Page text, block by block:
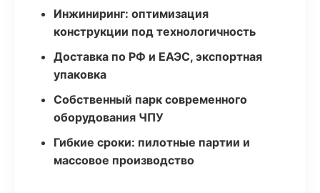
Инжиниринг: оптимизация
конструкции под технологичность
Доставка по РФ и ЕАЭС, экспортная
упаковка
Собственный парк современного
оборудования ЧПУ
Гибкие сроки: пилотные партии и
массовое производство